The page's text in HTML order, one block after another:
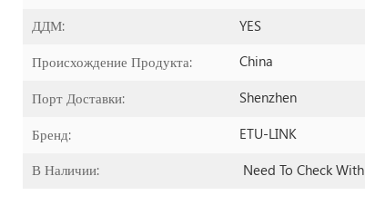
ДДМ: YES
Происхождение Продукта: China
Порт Доставки: Shenzhen
Бренд: ETU-LINK
В Наличии: Need To Check